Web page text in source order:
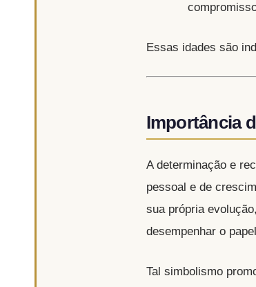
Essas idades são
Importância
A determinação e
pessoal e de
sua própria
desempenhar o
Tal simbolismo